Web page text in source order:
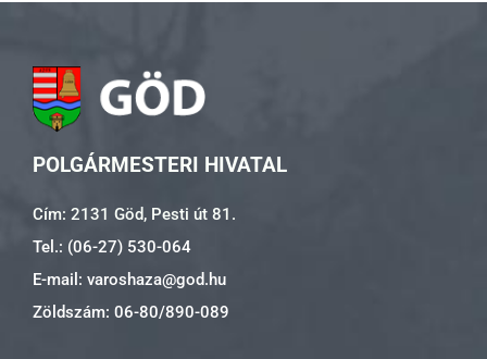
POLGÁRMESTERI HIVATAL
Cím: 2131 Göd, Pesti út 81.
Tel.: (06-27) 530-064
E-mail: varoshaza@god.hu
Zöldszám: 06-80/890-089